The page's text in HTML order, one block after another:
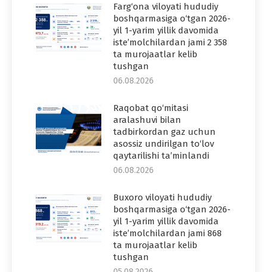
Farg‘ona viloyati hududiy
boshqarmasiga o‘tgan 2026-
yil 1-yarim yillik davomida
iste’molchilardan jami 2 358
ta murojaatlar kelib
tushgan
06.08.2026
Raqobat qo‘mitasi
aralashuvi bilan
tadbirkordan gaz uchun
asossiz undirilgan to‘lov
qaytarilishi ta’minlandi
06.08.2026
Buxoro viloyati hududiy
boshqarmasiga o‘tgan 2026-
yil 1-yarim yillik davomida
iste’molchilardan jami 868
ta murojaatlar kelib
tushgan